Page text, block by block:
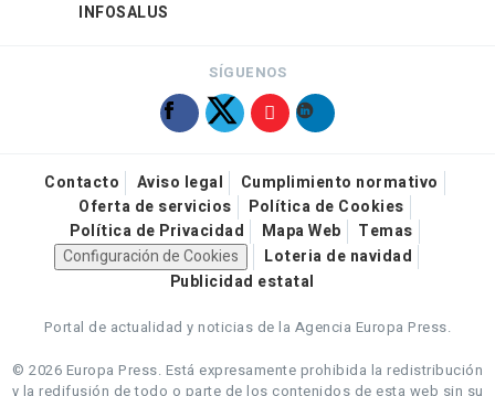
INFOSALUS
SÍGUENOS
Contacto Aviso legal
Cumplimiento normativo
Oferta de servicios
Política de Cookies
Política de Privacidad
Mapa Web
Temas
Configuración de Cookies
Loteria de navidad
Publicidad estatal
Portal de actualidad y noticias de la Agencia Europa Press.
© 2026 Europa Press. Está expresamente prohibida la redistribución
y la redifusión de todo o parte de los contenidos de esta web sin su